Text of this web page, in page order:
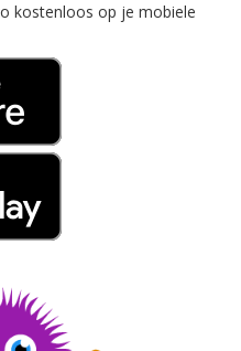
kostenloos op je mobiele